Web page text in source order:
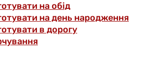
на обід
на день народження
в дорогу